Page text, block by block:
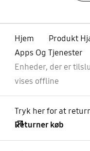
Hjem
Produkt
Apps Og Tjenester
Enheder, der er
vises offline
Tryk her for at
Returner køb